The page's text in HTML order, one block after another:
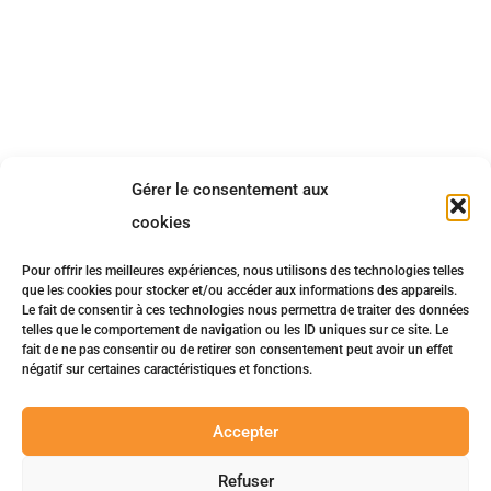
Gérer le consentement aux
cookies
Pour offrir les meilleures expériences, nous utilisons des technologies telles
que les cookies pour stocker et/ou accéder aux informations des appareils.
Le fait de consentir à ces technologies nous permettra de traiter des données
telles que le comportement de navigation ou les ID uniques sur ce site. Le
fait de ne pas consentir ou de retirer son consentement peut avoir un effet
négatif sur certaines caractéristiques et fonctions.
Accepter
Refuser